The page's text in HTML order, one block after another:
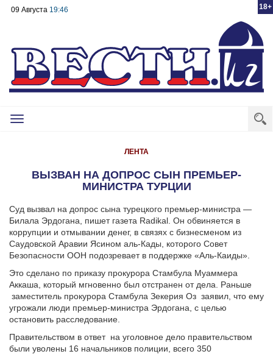
18+
09 Августа 19:46
Toggle
ЛЕНТА
ВЫЗВАН НА ДОПРОС СЫН ПРЕМЬЕР-
МИНИСТРА ТУРЦИИ
Суд вызвал на допрос сына турецкого премьер-министра —
Билала Эрдогана, пишет газета Radikal. Он обвиняется в
коррупции и отмывании денег, в связях с бизнесменом из
Саудовской Аравии Ясином аль-Кады, которого Совет
Безопасности ООН подозревает в поддержке «Аль-Каиды».
Это сделано по приказу прокурора Стамбула Муаммера
Аккаша, который мгновенно был отстранен от дела. Раньше
заместитель прокурора Стамбула Зекерия Оз заявил, что ему
угрожали люди премьер-министра Эрдогана, с целью
остановить расследование.
Правительством в ответ на уголовное дело правительством
были уволены 16 начальников полиции, всего 350